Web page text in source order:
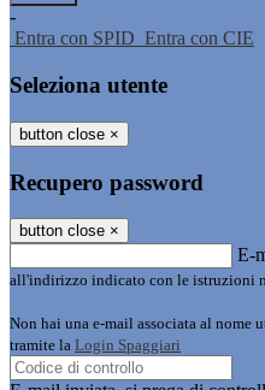
-
Entra con SPID Entra con CIE
Seleziona utente
button close ×
Recupero password
button close ×
E-
all'indirizzo indicato con le istruzioni
Non hai una e-mail associata al nome
tramite la Login Spaggiari